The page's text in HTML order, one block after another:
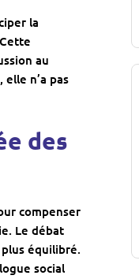
la
au
n’a pas
des
compenser
Le débat
équilibré.
social